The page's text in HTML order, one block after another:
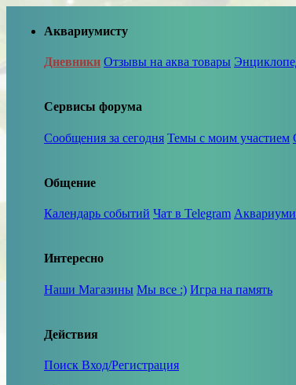
Аквариумисту
Дневники Отзывы на аква товары
Сервисы форума
Сообщения за сегодня Темы с моим участием
Общение
Календарь событий Чат в Telegram
Интересно
Наши Магазины Мы все :) Игра на память
Действия
Поиск Вход/Регистрация